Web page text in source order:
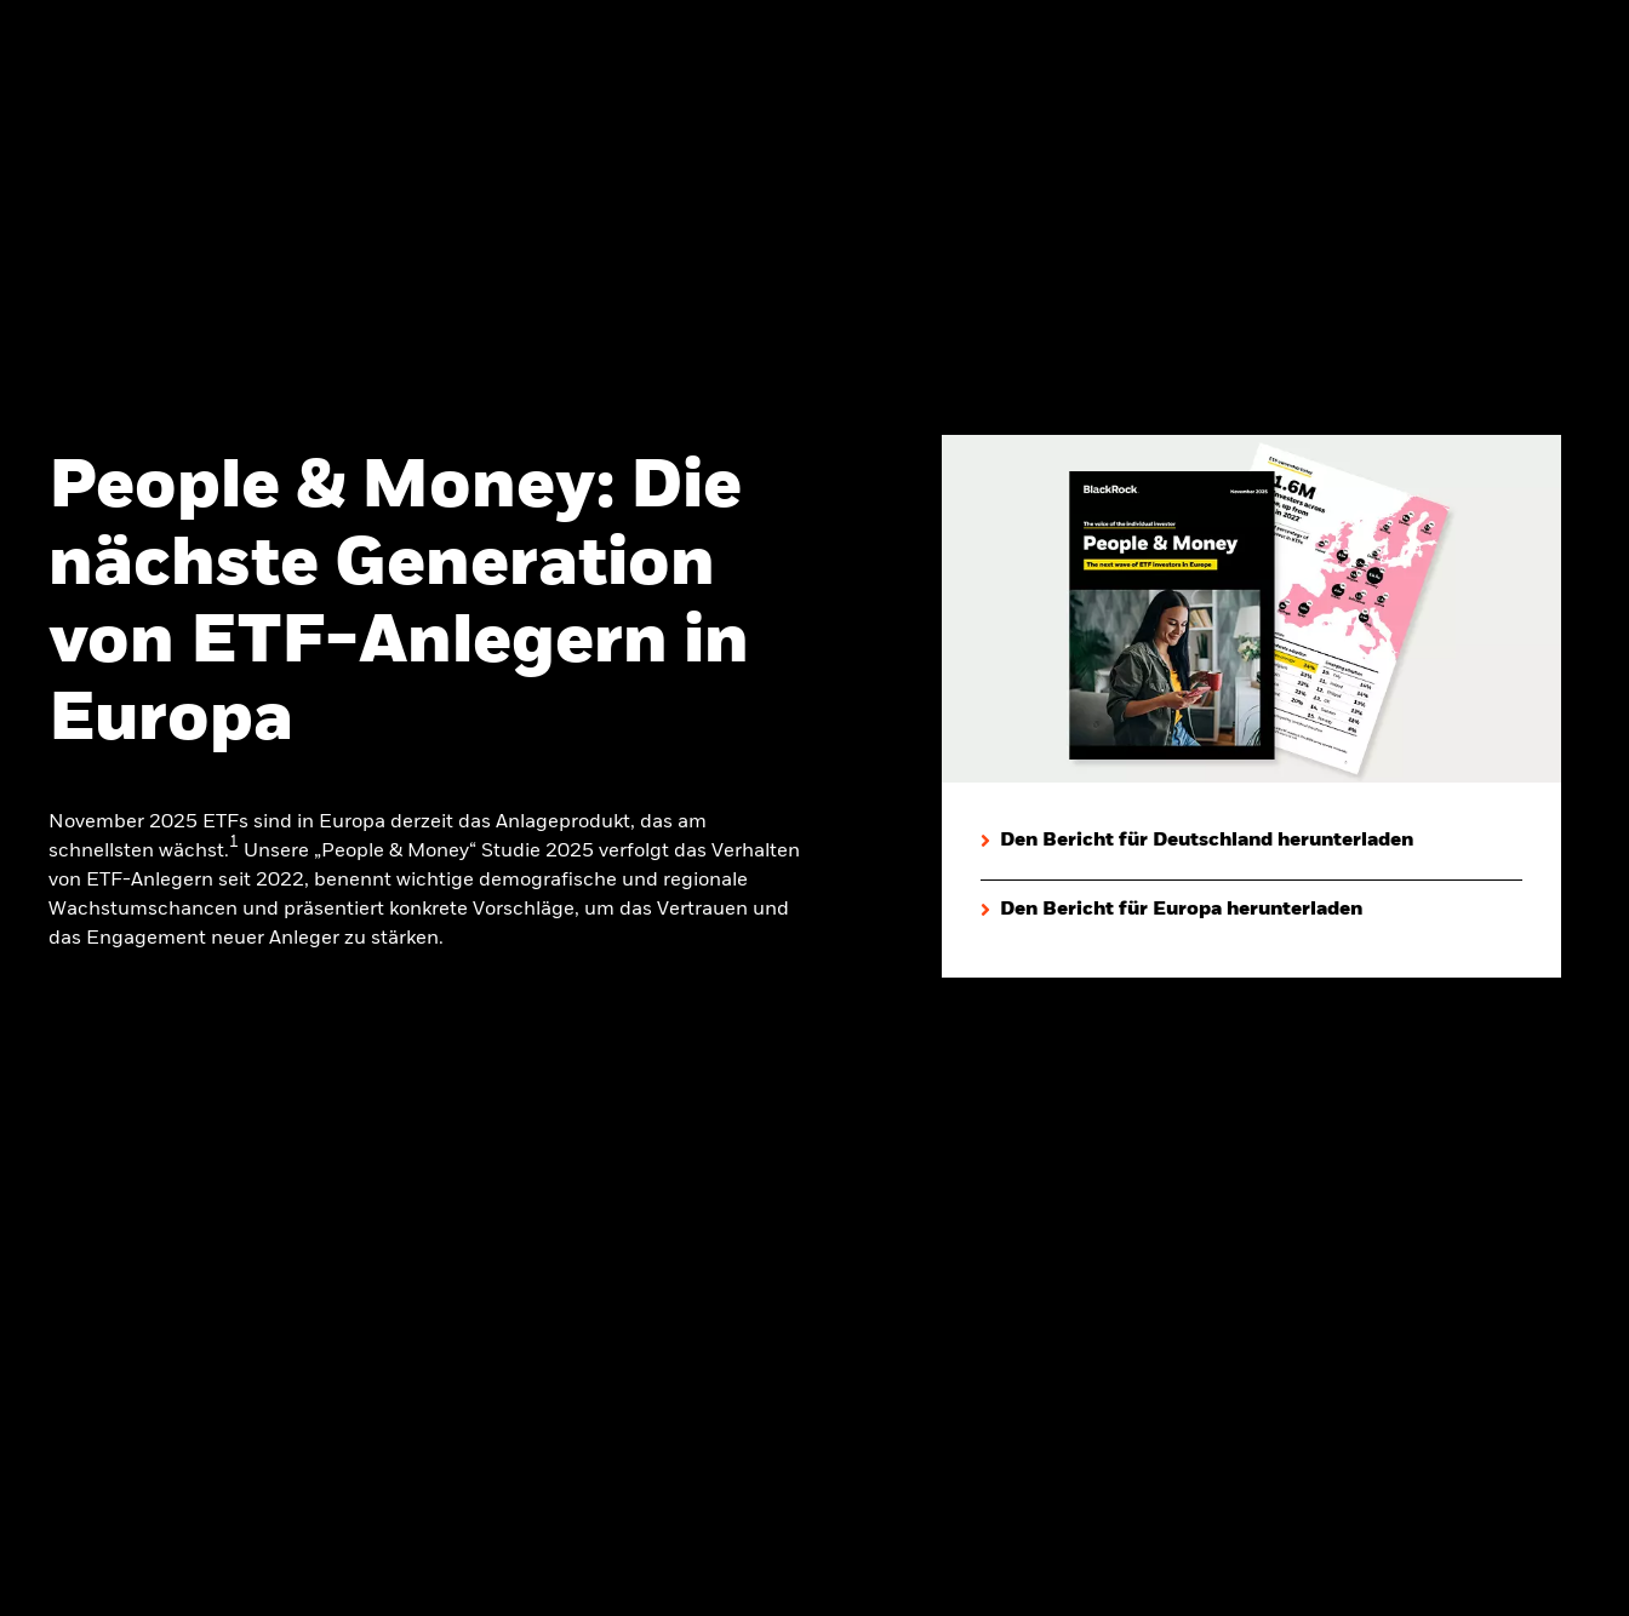
People & Money: Die
nächste Generation
von ETF-Anlegern in
Europa
November 2025 ETFs sind in Europa derzeit das Anlageprodukt, das am
schnellsten wächst.1 Unsere „People & Money“ Studie 2025 verfolgt das Verhalten
von ETF-Anlegern seit 2022, benennt wichtige demografische und regionale
Wachstumschancen und präsentiert konkrete Vorschläge, um das Vertrauen und
das Engagement neuer Anleger zu stärken.
Den Bericht für Deutschland herunterladen
Den Bericht für Europa herunterladen